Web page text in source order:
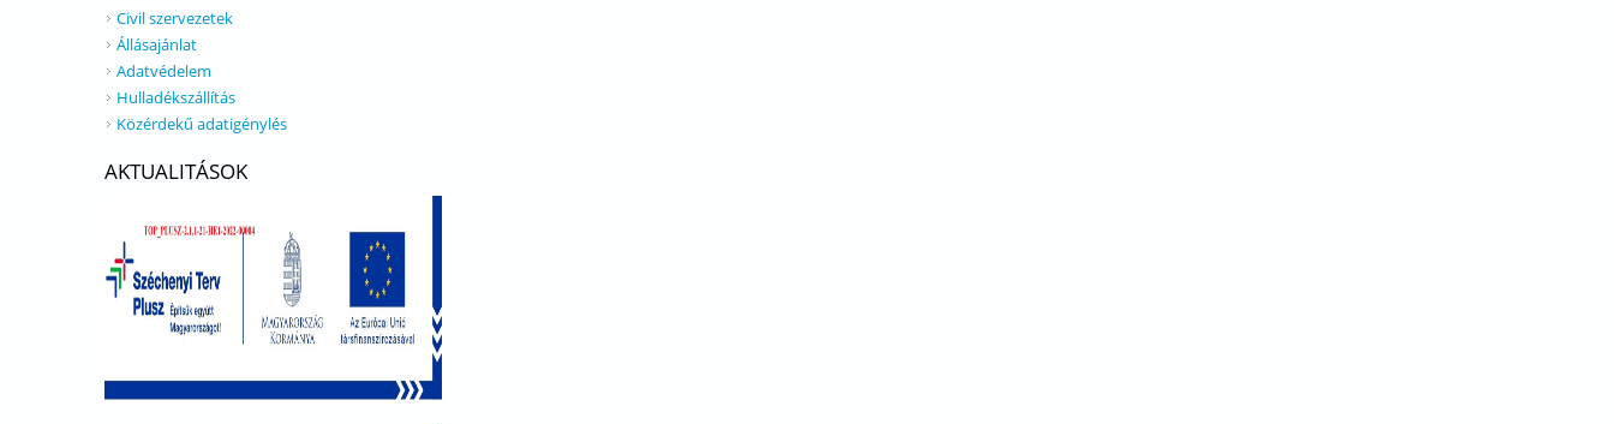
Civil szervezetek
Állásajánlat
Adatvédelem
Hulladékszállítás
Közérdekű adatigénylés
AKTUALITÁSOK